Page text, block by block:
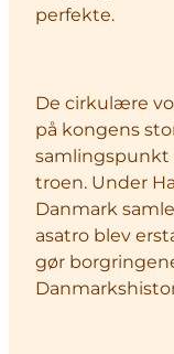
perfekte.
De cirkulære
på kongens
troen. Under
Danmark
asatro blev
gør